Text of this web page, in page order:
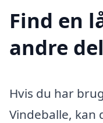
Find en
andre
Hvis du har
Vindeballe, kan